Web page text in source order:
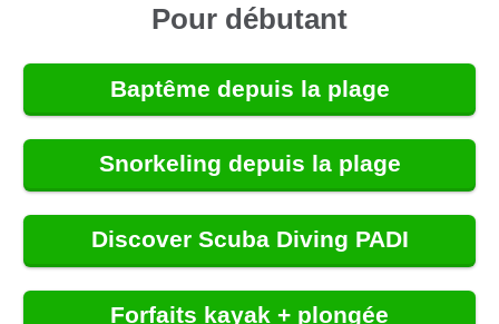
Pour débutant
Baptême depuis la plage
Snorkeling depuis la plage
Discover Scuba Diving PADI
Forfaits kayak + plongée